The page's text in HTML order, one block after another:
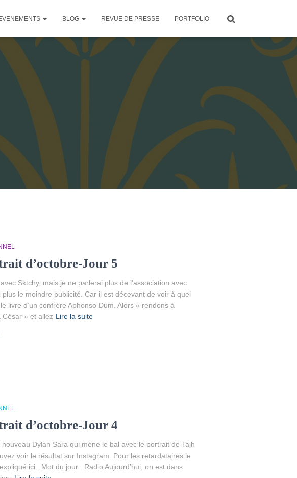
BLOG REVUE DE PRESSE PORTFOLIO
d’octobre-Jour 5
Sktchy, mais je ne parlerai plus de l’association avec
plus le moindre publicité. Car il est décevant de voir à quel
livre d’un confrère Aphonso Dum. Alors « rendons à
» et allez Lire la suite
d’octobre-Jour 4
nouveau Dylan Sara qui mène le bal avec le portrait de Tajh
voir le résultat sur Instagram. Pour les retardataires le
ici . Mot du jour : Radio Aujourd’hui, on est dans